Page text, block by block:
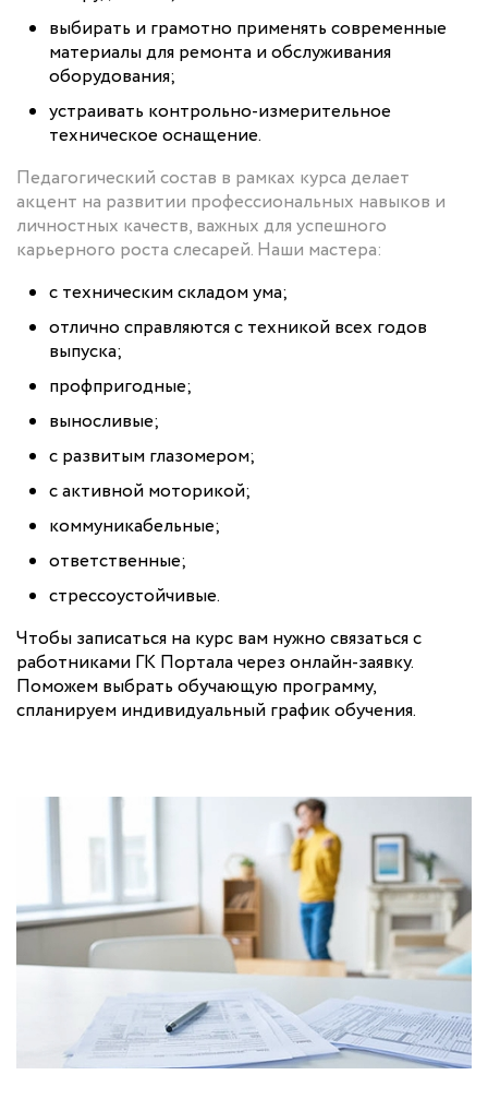
выбирать и грамотно применять современные
материалы для ремонта и обслуживания
оборудования;
устраивать контрольно-измерительное
техническое оснащение.
Педагогический состав в рамках курса делает
акцент на развитии профессиональных навыков и
личностных качеств, важных для успешного
карьерного роста слесарей. Наши мастера:
с техническим складом ума;
отлично справляются с техникой всех годов
выпуска;
профпригодные;
выносливые;
с развитым глазомером;
с активной моторикой;
коммуникабельные;
ответственные;
стрессоустойчивые.
Чтобы записаться на курс вам нужно связаться с
работниками ГК Портала через онлайн-заявку.
Поможем выбрать обучающую программу,
спланируем индивидуальный график обучения.